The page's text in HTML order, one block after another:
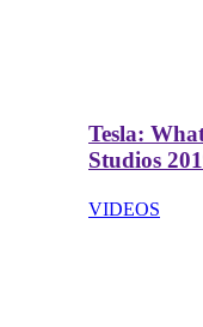
Tesla:
Studios
VIDEOS